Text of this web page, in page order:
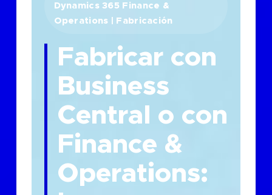
Dynamics 365 Finance &
Operations | Fabricación
Fabricar con
Business
Central o con
Finance &
Operations: